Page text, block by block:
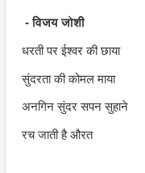
- विजय जोशी
धरती पर ईश्वर की छाया
सुंदरता की कोमल माया
अनगिन सुंदर सपन सुहाने
रच जाती है औरत